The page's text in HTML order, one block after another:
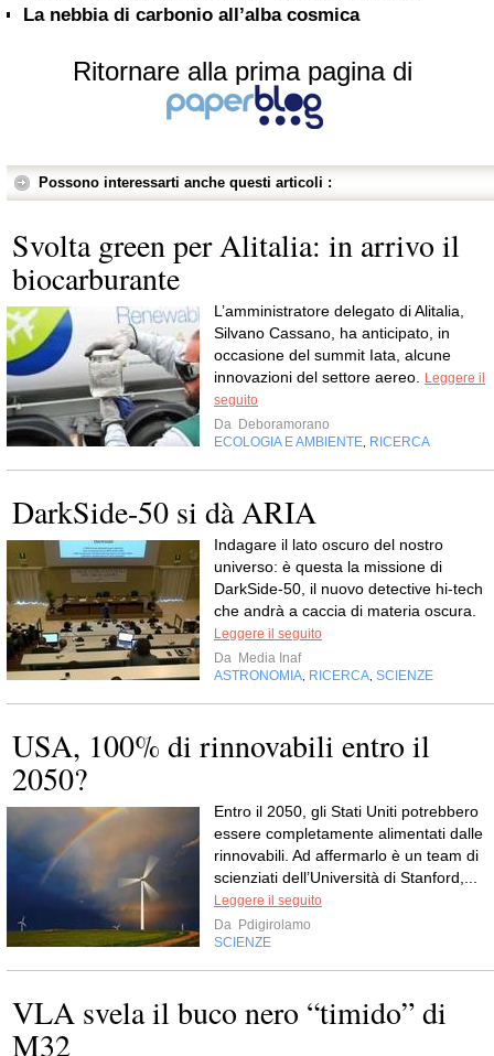
La nebbia di carbonio all’alba cosmica
Ritornare alla prima pagina di
Possono interessarti anche questi articoli :
Svolta green per Alitalia: in arrivo il
biocarburante
L’amministratore delegato di Alitalia,
Silvano Cassano, ha anticipato, in
occasione del summit Iata, alcune
innovazioni del settore aereo.
Leggere il
seguito
Da Deboramorano
ECOLOGIA E AMBIENTE RICERCA
DarkSide-50 si dà ARIA
Indagare il lato oscuro del nostro
universo: è questa la missione di
DarkSide-50, il nuovo detective hi-tech
che andrà a caccia di materia oscura.
Leggere il seguito
Da Media Inaf
ASTRONOMIA RICERCA SCIENZE
USA, 100% di rinnovabili entro il
2050?
Entro il 2050, gli Stati Uniti potrebbero
essere completamente alimentati dalle
rinnovabili. Ad affermarlo è un team di
scienziati dell’Università di Stanford,...
Leggere il seguito
Da Pdigirolamo
SCIENZE
VLA svela il buco nero “timido” di
M32